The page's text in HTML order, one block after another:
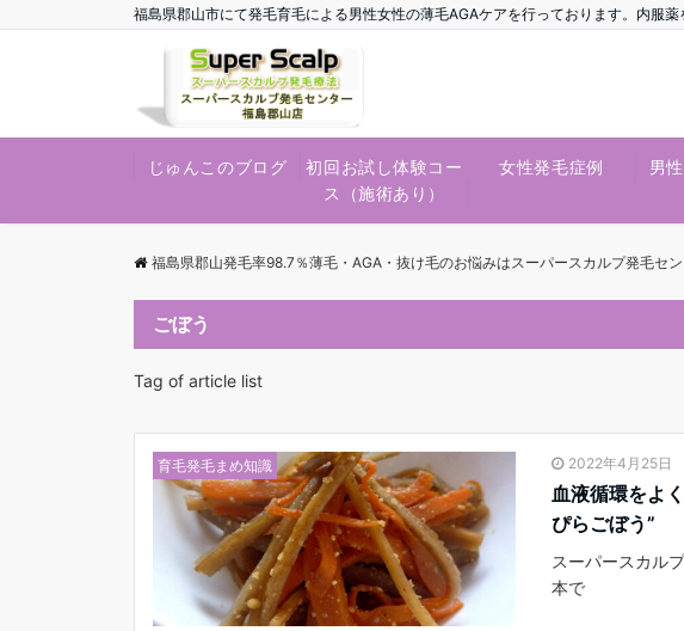
福島県郡山市にて発毛育毛による男性女性の薄毛AGAケアを行っております。内服
じゅんこのブログ
初回お試し体験コー
ス（施術あり）
女性発毛症例 男
福島県郡山発毛率98.7％薄毛・AGA・抜け毛のお悩みはスーパースカルプ発毛セ
ごぼう
Tag of article list
育毛発毛まめ知識 2022年4月25日
血液循環をよ
ぴらごぼう”
スーパースカル
本で